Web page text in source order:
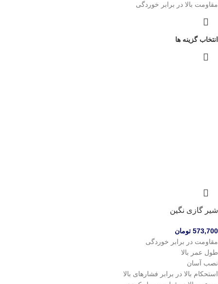
مقاومت بالا در برابر خوردگی
انتخاب گزینه ها
شیر گازی نگین
573,700 تومان
مقاومت در برابر خوردگی
طول عمر بالا
نصب آسان
استحکام بالا در برابر فشارهای بالا